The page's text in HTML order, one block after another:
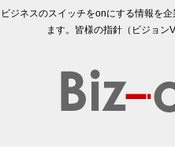
ビジネスのスイッチをonにする情報を
ます。皆様の指針（ビジョ